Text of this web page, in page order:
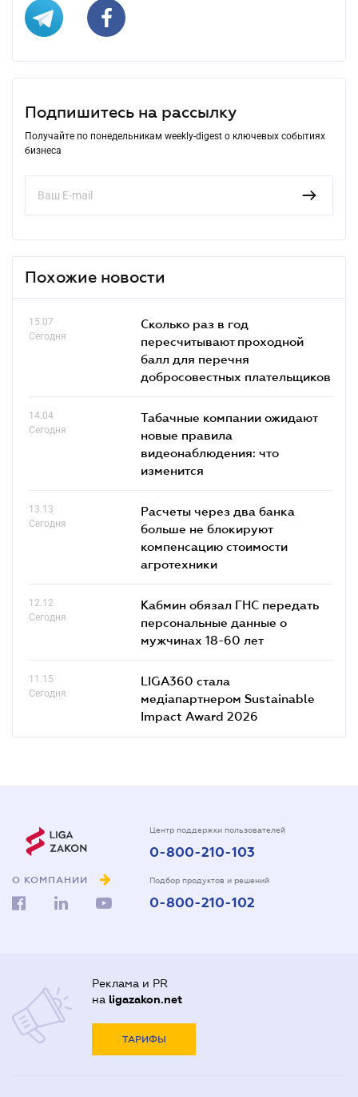
Подпишитесь на рассылку
Получайте по понедельникам weekly-digest о ключевых событиях
бизнеса
Похожие новости
15.07
Сегодня
Сколько раз в год
пересчитывают проходной
балл для перечня
добросовестных плательщиков
14.04
Сегодня
Табачные компании ожидают
новые правила
видеонаблюдения: что
изменится
13.13
Сегодня
Расчеты через два банка
больше не блокируют
компенсацию стоимости
агротехники
12.12
Сегодня
Кабмин обязал ГНС передать
персональные данные о
мужчинах 18-60 лет
11.15
Сегодня
LIGA360 стала
медіапартнером Sustainable
Impact Award 2026
О КОМПАНИИ
Центр поддержки пользователей
0-800-210-103
Подбор продуктов и решений
0-800-210-102
Реклама и PR
на ligazakon.net
ТАРИФЫ